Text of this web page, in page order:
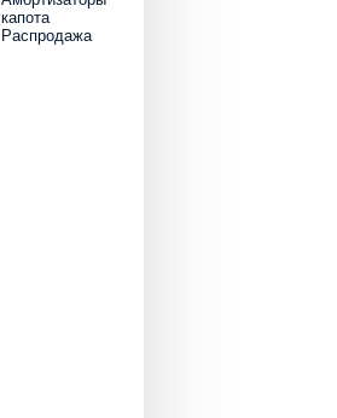
капота
Распродажа